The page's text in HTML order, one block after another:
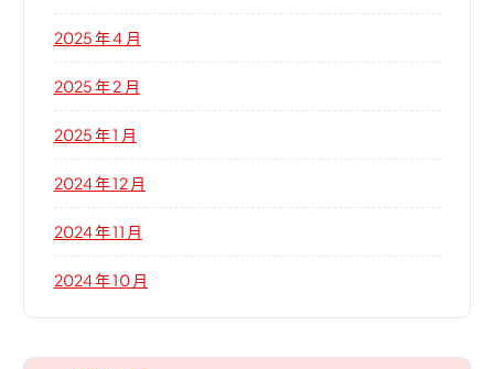
2025 年 4 月
2025 年 2 月
2025 年 1 月
2024 年 12 月
2024 年 11 月
2024 年 10 月